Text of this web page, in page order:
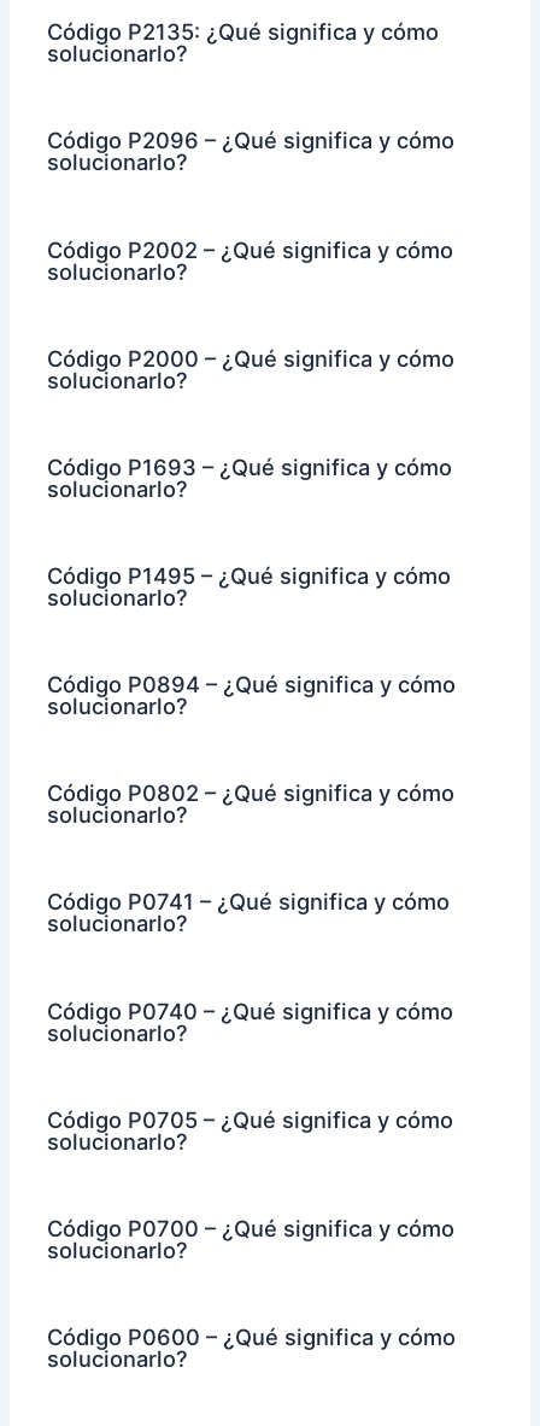
Código P2135: ¿Qué significa y cómo
solucionarlo?
Código P2096 – ¿Qué significa y cómo
solucionarlo?
Código P2002 – ¿Qué significa y cómo
solucionarlo?
Código P2000 – ¿Qué significa y cómo
solucionarlo?
Código P1693 – ¿Qué significa y cómo
solucionarlo?
Código P1495 – ¿Qué significa y cómo
solucionarlo?
Código P0894 – ¿Qué significa y cómo
solucionarlo?
Código P0802 – ¿Qué significa y cómo
solucionarlo?
Código P0741 – ¿Qué significa y cómo
solucionarlo?
Código P0740 – ¿Qué significa y cómo
solucionarlo?
Código P0705 – ¿Qué significa y cómo
solucionarlo?
Código P0700 – ¿Qué significa y cómo
solucionarlo?
Código P0600 – ¿Qué significa y cómo
solucionarlo?